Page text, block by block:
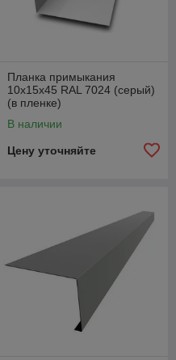
Планка примыкания
10х15х45 RAL 7024 (серый)
(в пленке)
В наличии
Цену уточняйте